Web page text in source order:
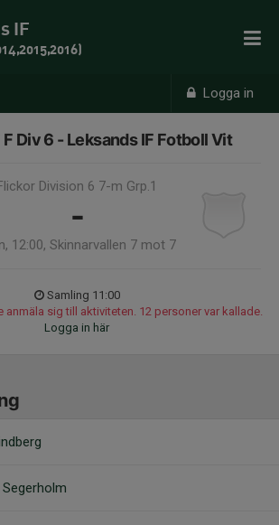
Logga in
IF
F Div 6 - Leksands IF Fotboll Vit
Division 6 7-m Grp.1
-
12:00, Skinnarvallen 7 mot 7
Samling 11:00
anmäla sig till aktiviteten. 12 personer var kallade.
Logga in här